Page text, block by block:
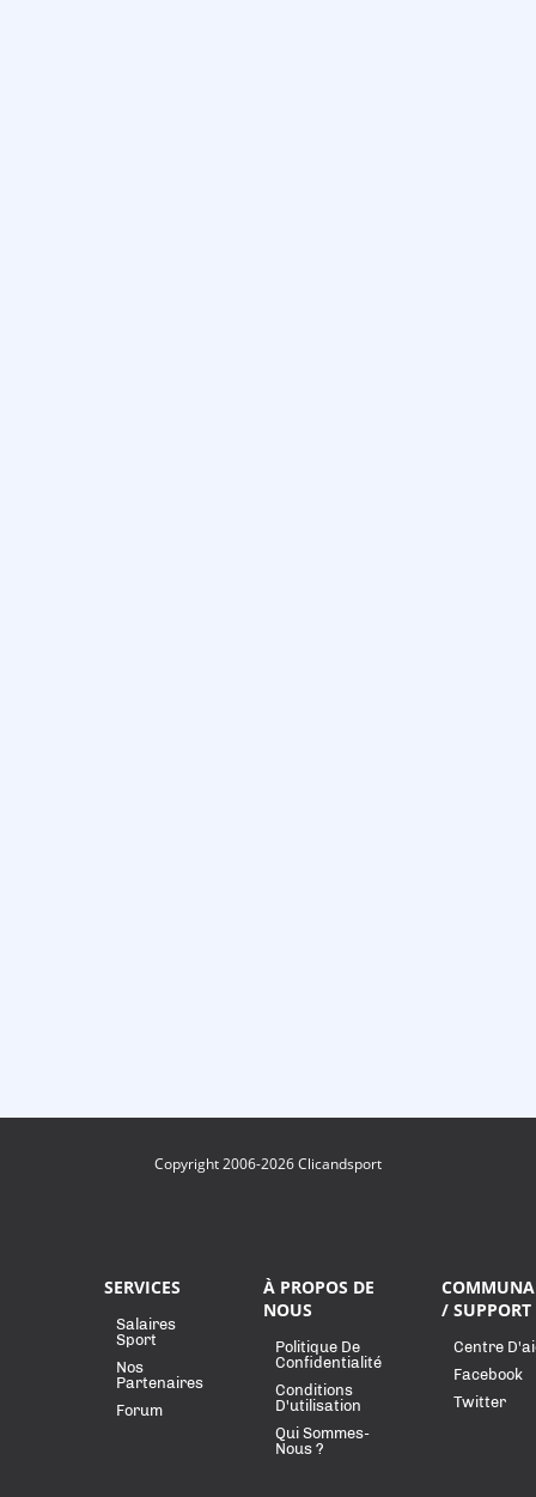
Copyright 2006-2026 Clicandsport
SERVICES
Salaires
Sport
Nos
Partenaires
Forum
À PROPOS DE
NOUS
Politique De
Confidentialité
Conditions
D'utilisation
Qui Sommes-
Nous ?
/ SUPPORT
Centre
Facebook
Twitter